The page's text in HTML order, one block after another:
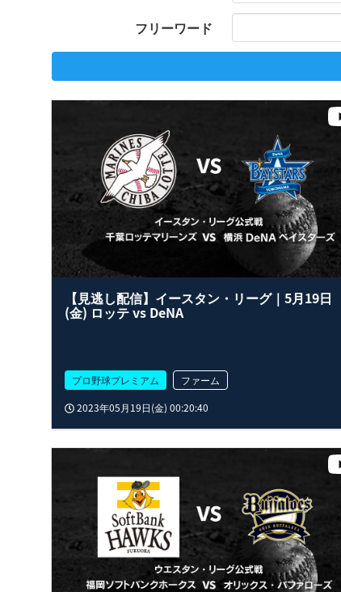
フリーワード
【見逃し配信】イースタン・リーグ｜5月19日
(金) ロッテ vs DeNA
プロ野球プレミアム
ファーム
2023年05月19日(金) 00:20:40